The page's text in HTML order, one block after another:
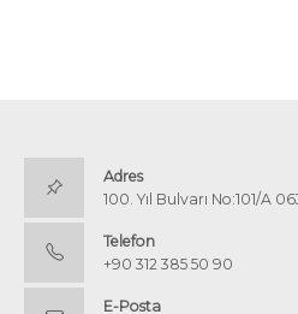
Adres
100. Yıl Bulvarı No:101/A
Telefon
+90 312 385 50 90
E-Posta